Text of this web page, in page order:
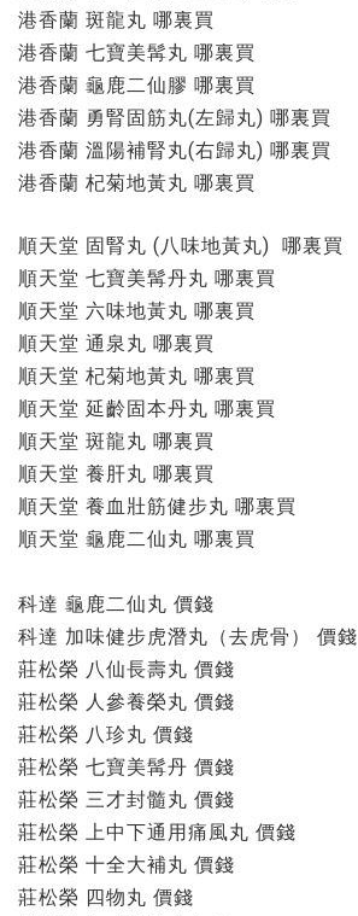
港香蘭 斑龍丸 哪裏買
港香蘭 七寶美髯丸 哪裏買
港香蘭 龜鹿二仙膠 哪裏買
港香蘭 勇腎固筋丸(左歸丸) 哪裏買
港香蘭 溫陽補腎丸(右歸丸) 哪裏買
港香蘭 杞菊地黃丸 哪裏買
順天堂 固腎丸 (八味地黃丸) 哪裏買
順天堂 七寶美髯丹丸 哪裏買
順天堂 六味地黃丸 哪裏買
順天堂 通泉丸 哪裏買
順天堂 杞菊地黃丸 哪裏買
順天堂 延齡固本丹丸 哪裏買
順天堂 斑龍丸 哪裏買
順天堂 養肝丸 哪裏買
順天堂 養血壯筋健步丸 哪裏買
順天堂 龜鹿二仙丸 哪裏買
科達 龜鹿二仙丸 價錢
科達 加味健步虎潛丸（去虎骨） 價錢
莊松榮 八仙長壽丸 價錢
莊松榮 人參養榮丸 價錢
莊松榮 八珍丸 價錢
莊松榮 七寶美髯丹 價錢
莊松榮 三才封髓丸 價錢
莊松榮 上中下通用痛風丸 價錢
莊松榮 十全大補丸 價錢
莊松榮 四物丸 價錢